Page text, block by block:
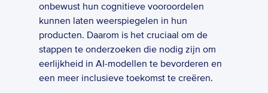
onbewust hun cognitieve vooroordelen
kunnen laten weerspiegelen in hun
producten. Daarom is het cruciaal om de
stappen te onderzoeken die nodig zijn om
eerlijkheid in AI-modellen te bevorderen en
een meer inclusieve toekomst te creëren.